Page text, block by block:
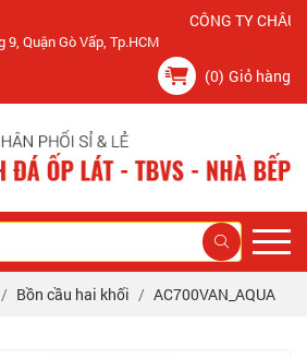
CÔNG TY CHÂU
Quận Gò Vấp, Tp.HCM
(0) Giỏ hàng
Bồn cầu hai khối AC700VAN_AQUA